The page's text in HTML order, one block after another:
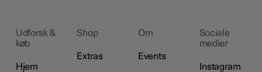
Udforsk &
køb
Hjem
Shop
Extras
Om
Events
Sociale
medier
Instagram